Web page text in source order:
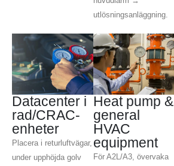
utlösningsanläggning.
Datacenter i
rad/CRAC-
enheter
Placera i returluftvägar,
under upphöjda golv
Heat pump &
general
HVAC
equipment
För A2L/A3, övervaka